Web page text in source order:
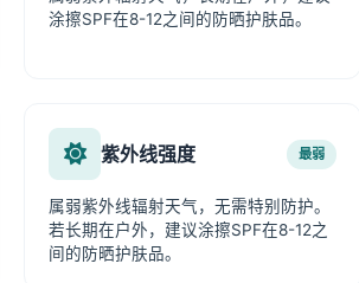
涂擦SPF在8-12之间的防晒护肤品。
紫外线强度 最弱
属弱紫外线辐射天气，无需特别防护。
若长期在户外，建议涂擦SPF在8-12之
间的防晒护肤品。